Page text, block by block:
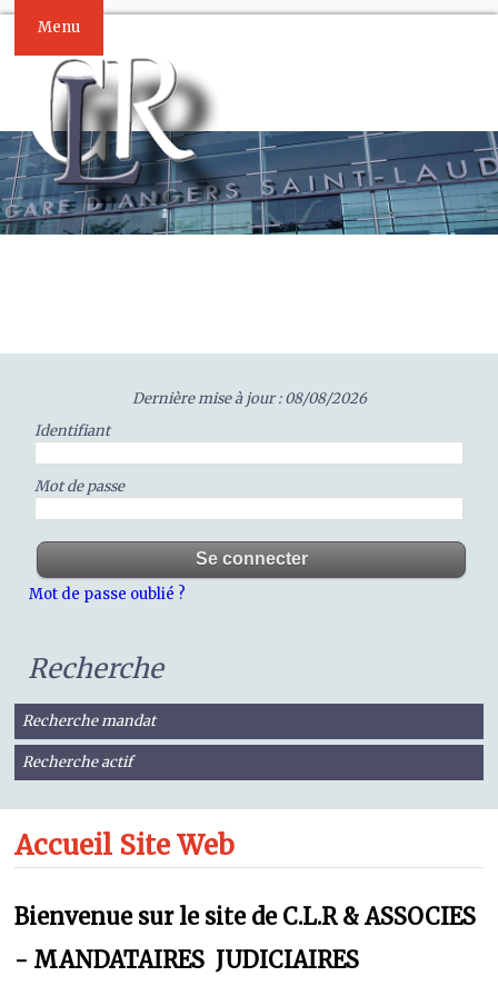
Menu
Dernière mise à jour : 08/08/2026
Identifiant
Mot de passe
Mot de passe oublié ?
Recherche
Recherche mandat
Recherche actif
Accueil Site Web
Bienvenue sur le site de C.L.R & ASSOCIES
- MANDATAIRES JUDICIAIRES